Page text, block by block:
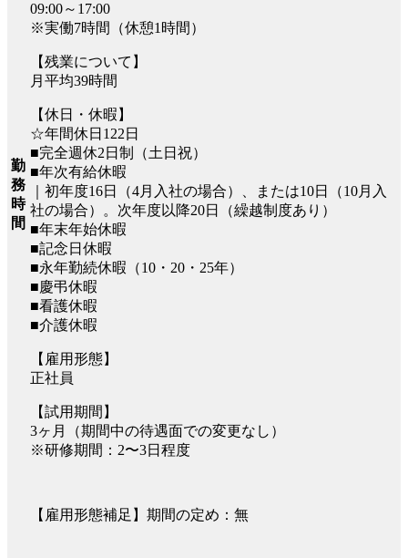
勤
務
時
間
09:00～17:00
※実働7時間（休憩1時間）
【残業について】
月平均39時間
【休日・休暇】
☆年間休日122日
■完全週休2日制（土日祝）
■年次有給休暇
｜初年度16日（4月入社の場合）、または10日（10月入
社の場合）。次年度以降20日（繰越制度あり）
■年末年始休暇
■記念日休暇
■永年勤続休暇（10・20・25年）
■慶弔休暇
■看護休暇
■介護休暇
【雇用形態】
正社員
【試用期間】
3ヶ月（期間中の待遇面での変更なし）
※研修期間：2〜3日程度
【雇用形態補足】期間の定め：無